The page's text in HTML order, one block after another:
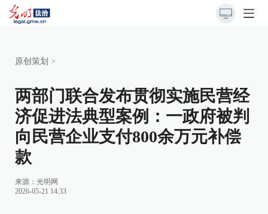
原创策划 >
两部门联合发布贯彻实施民营经
济促进法典型案例：一政府被判
向民营企业支付800余万元补偿
款
来源： 光明网
2026-05-21 14:33